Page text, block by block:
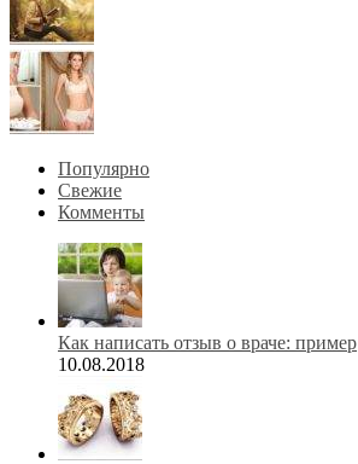
Популярно
Свежие
Комменты
Как написать отзыв о враче: пример
10.08.2018